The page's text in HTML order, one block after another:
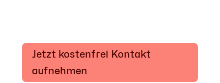
Jetzt kostenfrei Kontakt
aufnehmen